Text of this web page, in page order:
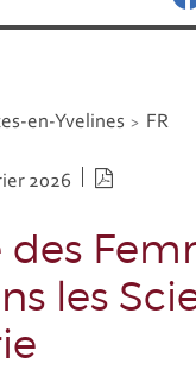
en-Yvelines FR
2026
des
les